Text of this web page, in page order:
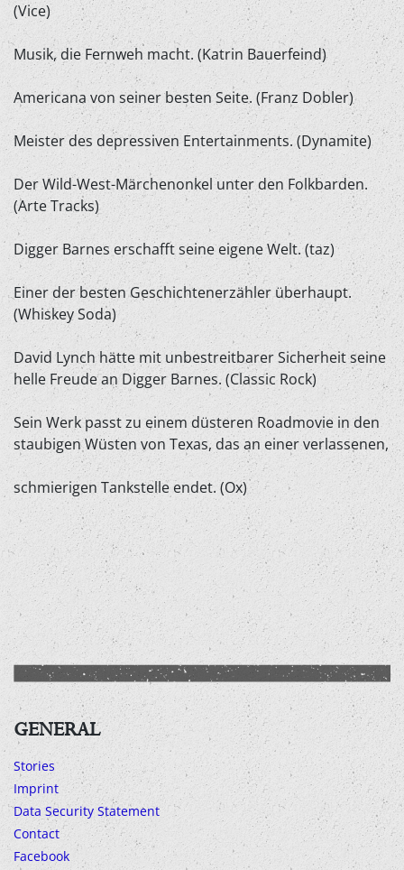
(Vice)
Musik, die Fernweh macht. (Katrin Bauerfeind)
Americana von seiner besten Seite. (Franz Dobler)
Meister des depressiven Entertainments. (Dynamite)
Der Wild-West-Märchenonkel unter den Folkbarden.
(Arte Tracks)
Digger Barnes erschafft seine eigene Welt. (taz)
Einer der besten Geschichtenerzähler überhaupt.
(Whiskey Soda)
David Lynch hätte mit unbestreitbarer Sicherheit seine
helle Freude an Digger Barnes. (Classic Rock)
Sein Werk passt zu einem düsteren Roadmovie in den
staubigen Wüsten von Texas, das an einer verlassenen,
schmierigen Tankstelle endet. (Ox)
GENERAL
Stories
Imprint
Data Security Statement
Contact
Facebook